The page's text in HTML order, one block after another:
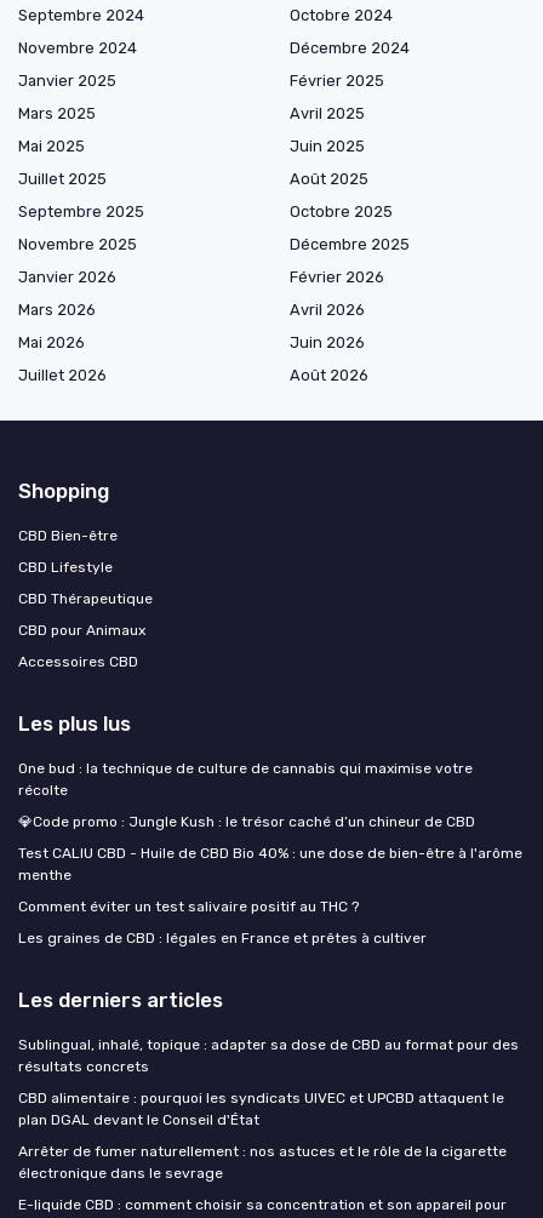
Septembre 2024
Octobre 2024
Novembre 2024
Décembre 2024
Janvier 2025
Février 2025
Mars 2025
Avril 2025
Mai 2025
Juin 2025
Juillet 2025
Août 2025
Septembre 2025
Octobre 2025
Novembre 2025
Décembre 2025
Janvier 2026
Février 2026
Mars 2026
Avril 2026
Mai 2026
Juin 2026
Juillet 2026
Août 2026
Shopping
CBD Bien-être
CBD Lifestyle
CBD Thérapeutique
CBD pour Animaux
Accessoires CBD
Les plus lus
One bud : la technique de culture de cannabis qui maximise votre
récolte
💎Code promo : Jungle Kush : le trésor caché d’un chineur de CBD
Test CALIU CBD - Huile de CBD Bio 40% : une dose de bien-être à l'arôme
menthe
Comment éviter un test salivaire positif au THC ?
Les graines de CBD : légales en France et prêtes à cultiver
Les derniers articles
Sublingual, inhalé, topique : adapter sa dose de CBD au format pour des
résultats concrets
CBD alimentaire : pourquoi les syndicats UIVEC et UPCBD attaquent le
plan DGAL devant le Conseil d'État
Arrêter de fumer naturellement : nos astuces et le rôle de la cigarette
électronique dans le sevrage
E-liquide CBD : comment choisir sa concentration et son appareil pour